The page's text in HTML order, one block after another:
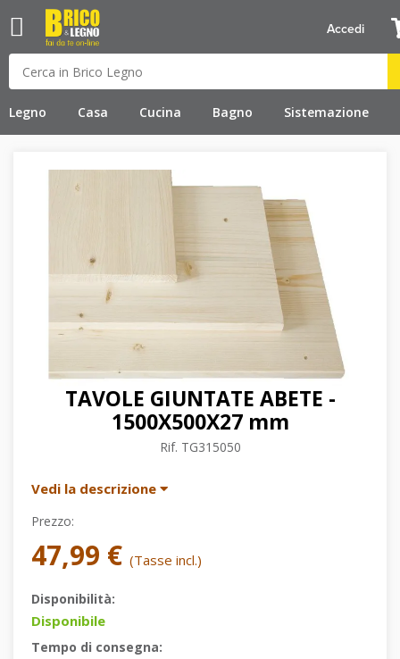
Legno Casa Cucina Bagno Sistemazione
Accedi
TAVOLE GIUNTATE ABETE -
1500X500X27 mm
Rif. TG315050
Vedi la descrizione
Prezzo:
47,99 € (Tasse incl.)
Disponibilità:
Disponibile
Tempo di consegna: